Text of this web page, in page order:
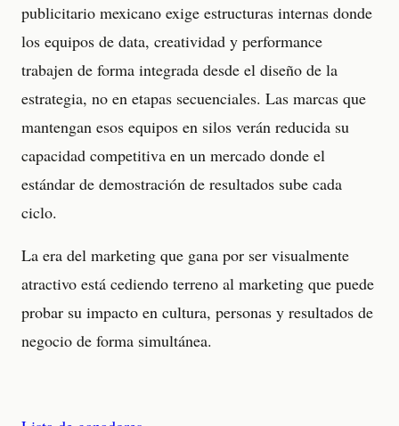
publicitario mexicano exige estructuras internas donde
los equipos de data, creatividad y performance
trabajen de forma integrada desde el diseño de la
estrategia, no en etapas secuenciales. Las marcas que
mantengan esos equipos en silos verán reducida su
capacidad competitiva en un mercado donde el
estándar de demostración de resultados sube cada
ciclo.
La era del marketing que gana por ser visualmente
atractivo está cediendo terreno al marketing que puede
probar su impacto en cultura, personas y resultados de
negocio de forma simultánea.